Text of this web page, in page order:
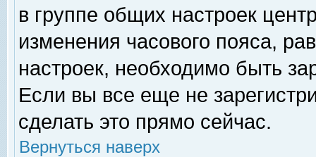
в группе общих настроек
изменения часового пояса,
настроек, необходимо быть
Если вы все еще не
сделать это прямо сейчас.
Вернуться наверх